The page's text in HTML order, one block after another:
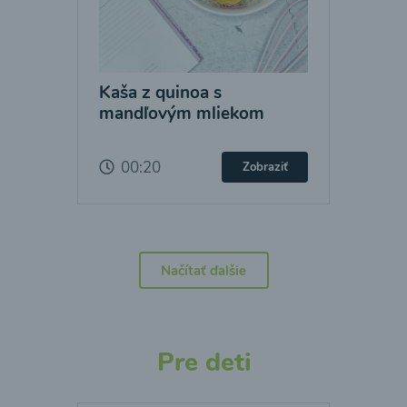
Kaša z quinoa s
mandľovým mliekom
00:20 Zobraziť
Načítať ďalšie
Pre deti